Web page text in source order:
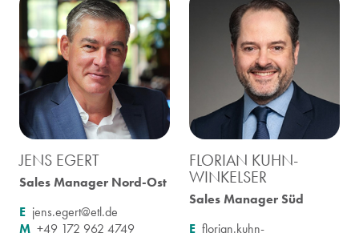
JENS EGERT
Sales Manager Nord-Ost
E jens.egert@etl.de
M +49 172 962 4749
FLORIAN KUHN-
WINKELSER
Sales Manager Süd
E florian.kuhn-